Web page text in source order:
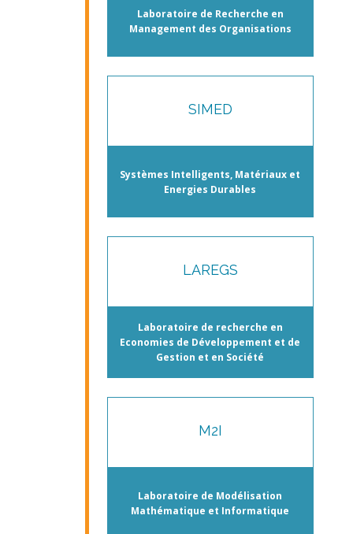
Laboratoire de Recherche en
Management des Organisations
SIMED
Systèmes Intelligents, Matériaux et
Energies Durables
LAREGS
Laboratoire de recherche en
Economies de Développement et de
Gestion et en Société
M2I
Laboratoire de Modélisation
Mathématique et Informatique